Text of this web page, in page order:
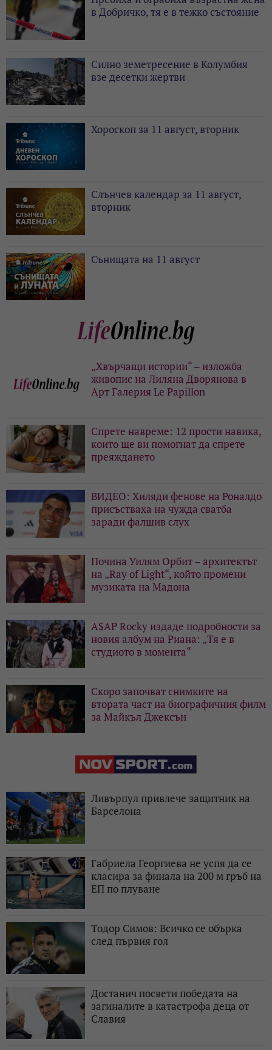
в Добричко, тя е в тежко състояние
Силно земетресение в Колумбия
взе десетки жертви
Хороскоп за 11 август, вторник
Слънчев календар за 11 август,
вторник
Сънищата на 11 август
„Хвърчащи истории“ – изложба
живопис на Лиляна Дворянова в
Арт Галерия Le Papillon
Спрете навреме: 12 прости навика,
които ще ви помогнат да спрете
преяждането
ВИДЕО: Хиляди фенове на Роналдо
присъстваха на чужда сватба
заради фалшив слух
Почина Уилям Орбит – архитектът
на „Ray of Light“, който промени
музиката на Мадона
A$AP Rocky издаде подробности за
новия албум на Риана: „Тя е в
студиото в момента“
Скоро започват снимките на
втората част на биографичния филм
за Майкъл Джексън
Ливърпул привлече защитник на
Барселона
Габриела Георгиева не успя да се
класира за финала на 200 м гръб на
ЕП по плуване
Тодор Симов: Всичко се обърка
след първия гол
Достанич посвети победата на
загиналите в катастрофа деца от
Славия